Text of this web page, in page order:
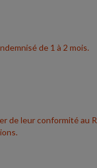
de 1 à 2 mois.
de leur conformité au